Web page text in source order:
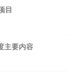
目
主要内容